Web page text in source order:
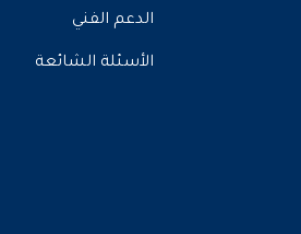
الدعم الفني
الأسئلة الشائعة